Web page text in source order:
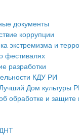
документы
коррупции
экстремизма и
фестивалях
разработки
КДУ РИ
Дом культуры
обработке и защите